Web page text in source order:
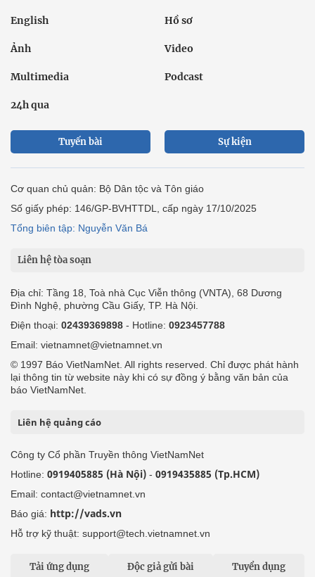
English Hồ sơ
Ảnh Video
Multimedia Podcast
24h qua
Tuyến bài Sự kiện
Cơ quan chủ quản: Bộ Dân tộc và Tôn giáo
Số giấy phép: 146/GP-BVHTTDL, cấp ngày 17/10/2025
Tổng biên tập: Nguyễn Văn Bá
Liên hệ tòa soạn
Địa chỉ: Tầng 18, Toà nhà Cục Viễn thông (VNTA), 68 Dương
Đình Nghệ, phường Cầu Giấy, TP. Hà Nội.
Điện thoại: 02439369898 - Hotline: 0923457788
Email: vietnamnet@vietnamnet.vn
© 1997 Báo VietNamNet. All rights reserved. Chỉ được phát hành
lại thông tin từ website này khi có sự đồng ý bằng văn bản của
báo VietNamNet.
Liên hệ quảng cáo
Công ty Cổ phần Truyền thông VietNamNet
Hotline: 0919405885 (Hà Nội) - 0919435885 (Tp.HCM)
Email: contact@vietnamnet.vn
Báo giá: http://vads.vn
Hỗ trợ kỹ thuật: support@tech.vietnamnet.vn
Tải ứng dụng Độc giả gửi bài Tuyển dụng